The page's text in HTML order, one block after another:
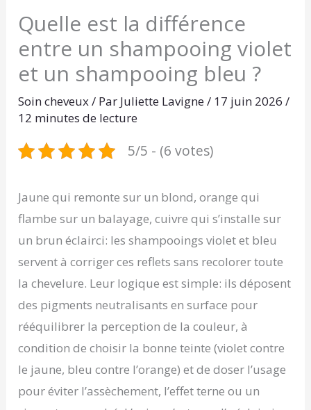
Quelle est la différence
entre un shampooing violet
et un shampooing bleu ?
Soin cheveux/ Par Juliette Lavigne/ 17 juin 2026/
12 minutes de lecture
5/5 - (6 votes)
Jaune qui remonte sur un blond, orange qui
flambe sur un balayage, cuivre qui s’installe sur
un brun éclairci: les shampooings violet et bleu
servent à corriger ces reflets sans recolorer toute
la chevelure. Leur logique est simple: ils déposent
des pigments neutralisants en surface pour
rééquilibrer la perception de la couleur, à
condition de choisir la bonne teinte (violet contre
le jaune, bleu contre l’orange) et de doser l’usage
pour éviter l’assèchement, l’effet terne ou un